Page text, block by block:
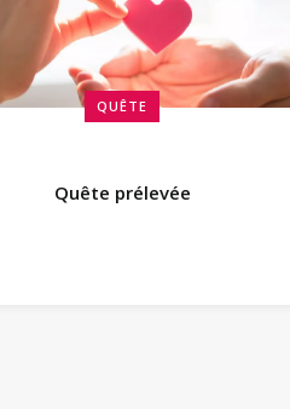
QUÊTE
Quête prélevée